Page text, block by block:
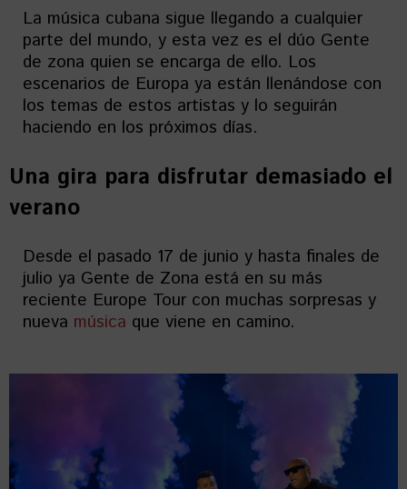
La música cubana sigue llegando a cualquier
parte del mundo, y esta vez es el dúo Gente
de zona quien se encarga de ello. Los
escenarios de Europa ya están llenándose con
los temas de estos artistas y lo seguirán
haciendo en los próximos días.
Una gira para disfrutar demasiado el
verano
Desde el pasado 17 de junio y hasta finales de
julio ya Gente de Zona está en su más
reciente Europe Tour con muchas sorpresas y
nueva música que viene en camino.